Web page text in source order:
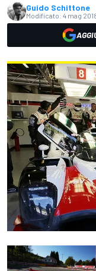
Guido Schittone
Modificato: 4 mag